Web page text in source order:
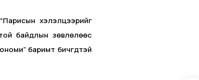
хэлэлцээрийг
байдлын зөвлөлөөс
баримт бичгүүдтэй